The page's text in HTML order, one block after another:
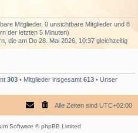
Mitglieder, 0 unsichtbare Mitglieder und 8
der letzten 5 Minuten)
die am Do 28. Mai 2026, 10:37 gleichzeitig
303 • Mitglieder insgesamt 613 • Unser
Alle Zeiten sind UTC+02:00
Software © phpBB Limited